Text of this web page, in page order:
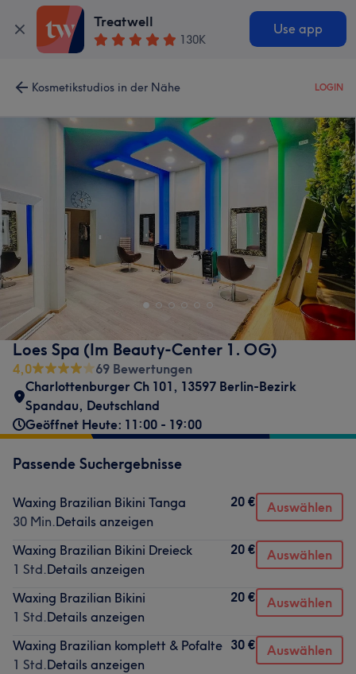
Treatwell
130K
Use app
Kosmetikstudios in der Nähe LOGIN
Loes Spa (Im Beauty-Center 1. OG)
4,0
69 Bewertungen
Charlottenburger Ch 101, 13597 Berlin-Bezirk
Spandau, Deutschland
Geöffnet Heute: 11:00 - 19:00
Passende Suchergebnisse
Waxing Brazilian Bikini Tanga
30 Min.Details anzeigen
20 € Auswählen
Waxing Brazilian Bikini Dreieck
1 Std.Details anzeigen
20 € Auswählen
Waxing Brazilian Bikini
1 Std.Details anzeigen
20 € Auswählen
Waxing Brazilian komplett & Pofalte
1 Std.Details anzeigen
30 € Auswählen